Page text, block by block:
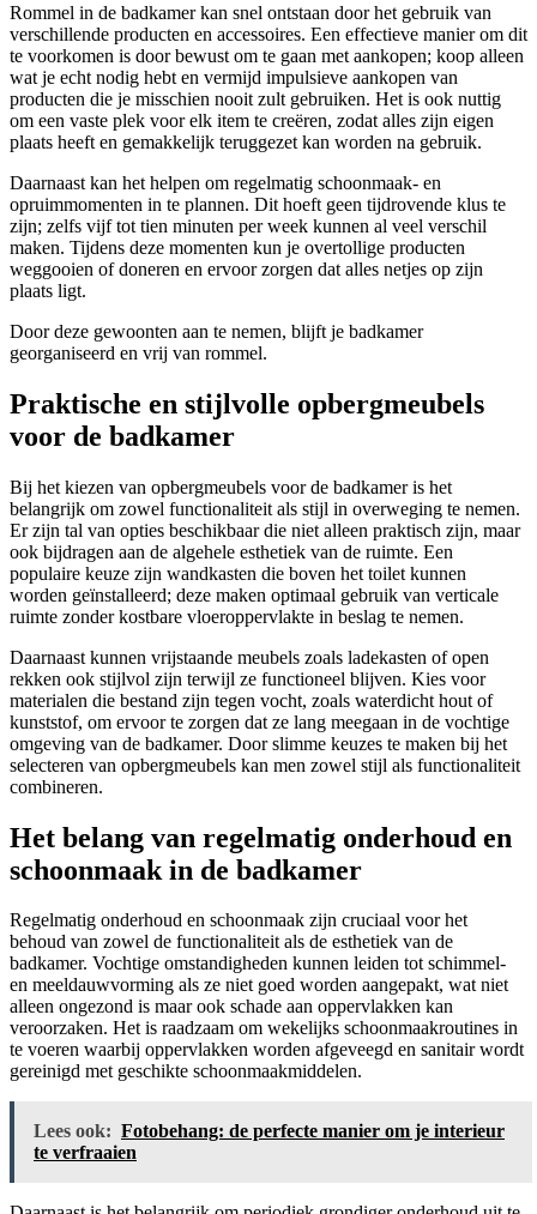
Rommel in de badkamer kan snel ontstaan door het gebruik van
verschillende producten en accessoires. Een effectieve manier om dit
te voorkomen is door bewust om te gaan met aankopen; koop alleen
wat je echt nodig hebt en vermijd impulsieve aankopen van
producten die je misschien nooit zult gebruiken. Het is ook nuttig
om een vaste plek voor elk item te creëren, zodat alles zijn eigen
plaats heeft en gemakkelijk teruggezet kan worden na gebruik.
Daarnaast kan het helpen om regelmatig schoonmaak- en
opruimmomenten in te plannen. Dit hoeft geen tijdrovende klus te
zijn; zelfs vijf tot tien minuten per week kunnen al veel verschil
maken. Tijdens deze momenten kun je overtollige producten
weggooien of doneren en ervoor zorgen dat alles netjes op zijn
plaats ligt.
Door deze gewoonten aan te nemen, blijft je badkamer
georganiseerd en vrij van rommel.
Praktische en stijlvolle opbergmeubels
voor de badkamer
Bij het kiezen van opbergmeubels voor de badkamer is het
belangrijk om zowel functionaliteit als stijl in overweging te nemen.
Er zijn tal van opties beschikbaar die niet alleen praktisch zijn, maar
ook bijdragen aan de algehele esthetiek van de ruimte. Een
populaire keuze zijn wandkasten die boven het toilet kunnen
worden geïnstalleerd; deze maken optimaal gebruik van verticale
ruimte zonder kostbare vloeroppervlakte in beslag te nemen.
Daarnaast kunnen vrijstaande meubels zoals ladekasten of open
rekken ook stijlvol zijn terwijl ze functioneel blijven. Kies voor
materialen die bestand zijn tegen vocht, zoals waterdicht hout of
kunststof, om ervoor te zorgen dat ze lang meegaan in de vochtige
omgeving van de badkamer. Door slimme keuzes te maken bij het
selecteren van opbergmeubels kan men zowel stijl als functionaliteit
combineren.
Het belang van regelmatig onderhoud en
schoonmaak in de badkamer
Regelmatig onderhoud en schoonmaak zijn cruciaal voor het
behoud van zowel de functionaliteit als de esthetiek van de
badkamer. Vochtige omstandigheden kunnen leiden tot schimmel-
en meeldauwvorming als ze niet goed worden aangepakt, wat niet
alleen ongezond is maar ook schade aan oppervlakken kan
veroorzaken. Het is raadzaam om wekelijks schoonmaakroutines in
te voeren waarbij oppervlakken worden afgeveegd en sanitair wordt
gereinigd met geschikte schoonmaakmiddelen.
Lees ook: Fotobehang: de perfecte manier om je interieur
te verfraaien